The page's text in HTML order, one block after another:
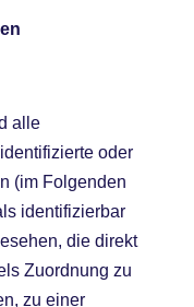
alle
oder
(im Folgenden
identifizierbar
die direkt
Zuordnung zu
zu einer